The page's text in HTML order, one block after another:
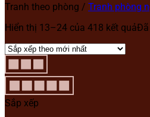
Tranh theo phòng / Tranh phòng
Hiển thị 13–24 của 418 kết quảĐã
Sắp xếp